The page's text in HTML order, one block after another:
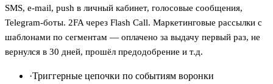
SMS, e-mail, push в личный кабинет, голосовые сообщения,
Telegram-боты. 2FA через Flash Call. Маркетинговые рассылки с
шаблонами по сегментам — оплачено за выдачу первый раз, не
вернулся в 30 дней, прошёл предодобрение и т.д.
·Триггерные цепочки по событиям воронки